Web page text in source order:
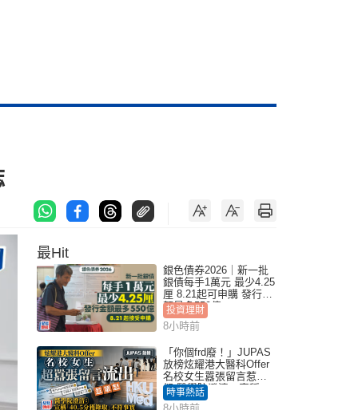
最Hit
銀色債券2026｜新一批
銀債每手1萬元 最少4.25
厘 8.21起可申購 發行金
額最多550億
投資理財
8小時前
「你個frd廢！」JUPAS
放榜炫耀港大醫科Offer
名校女生囂張留言惹眾
怒 醫學院澄清：宣稱
「40.5分獲錄取」不符事
時事熱話